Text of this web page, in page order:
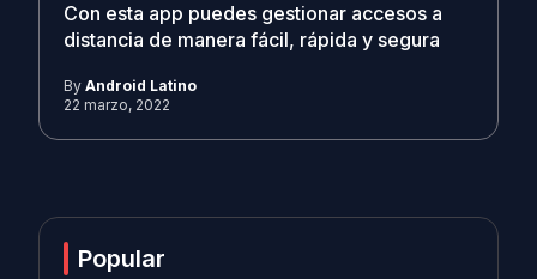
Con esta app puedes gestionar accesos a
distancia de manera fácil, rápida y segura
By Android Latino
22 marzo, 2022
Popular